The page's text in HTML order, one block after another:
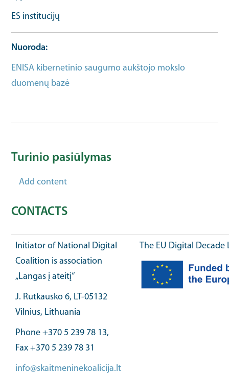
ES institucijų
Nuoroda
ENISA kibernetinio saugumo aukštojo mokslo
duomenų bazė
Turinio pasiūlymas
Add content
CONTACTS
Initiator of National Digital
Coalition is association
„Langas į ateitį“
J. Rutkausko 6, LT-05132
Vilnius, Lithuania
Phone +370 5 239 78 13,
Fax +370 5 239 78 31
info@skaitmeninekoalicija.lt
The EU Digital Decade